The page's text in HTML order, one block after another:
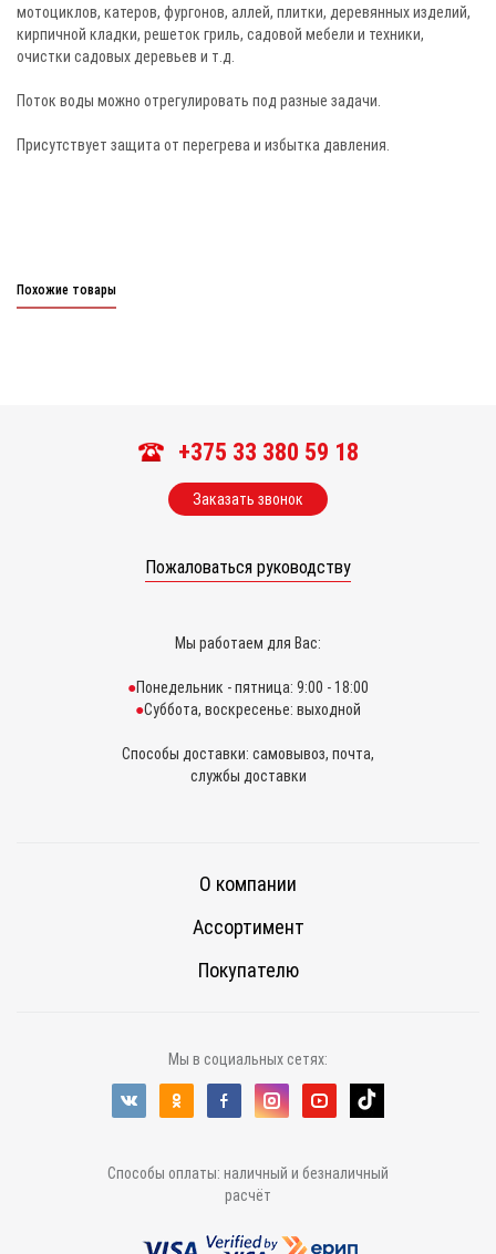
мотоциклов, катеров, фургонов, аллей, плитки, деревянных изделий,
кирпичной кладки, решеток гриль, садовой мебели и техники,
очистки садовых деревьев и т.д.
Поток воды можно отрегулировать под разные задачи.
Присутствует защита от перегрева и избытка давления.
Похожие товары
+375 33 380 59 18
Заказать звонок
Пожаловаться руководству
Мы работаем для Вас:
Понедельник - пятница: 9:00 - 18:00
Суббота, воскресенье: выходной
Способы доставки: самовывоз, почта,
службы доставки
О компании
Ассортимент
Покупателю
Мы в социальных сетях:
Способы оплаты: наличный и безналичный
расчёт